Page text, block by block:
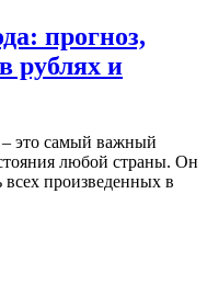
прогноз,
рублях и
это самый важный
любой страны. Он
произведенных в